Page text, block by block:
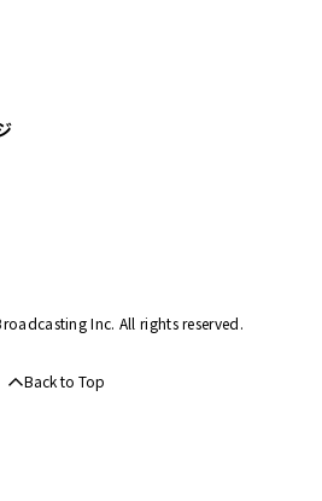
Inc. All rights reserved.
Back to Top